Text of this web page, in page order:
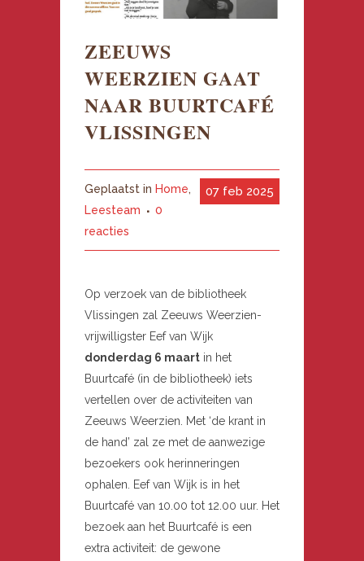
ZEEUWS
WEERZIEN GAAT
NAAR BUURTCAFÉ
VLISSINGEN
07 feb 2025
Geplaatst in Home,
Leesteam
0
reacties
Op verzoek van de bibliotheek
Vlissingen zal Zeeuws Weerzien-
vrijwilligster Eef van Wijk
donderdag 6 maart in het
Buurtcafé (in de bibliotheek) iets
vertellen over de activiteiten van
Zeeuws Weerzien. Met ‘de krant in
de hand’ zal ze met de aanwezige
bezoekers ook herinneringen
ophalen. Eef van Wijk is in het
Buurtcafé van 10.00 tot 12.00 uur. Het
bezoek aan het Buurtcafé is een
extra activiteit: de gewone